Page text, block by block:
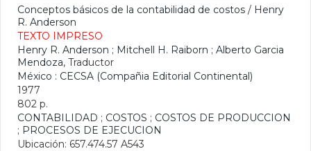
Conceptos básicos de la contabilidad de costos / Henry
R. Anderson
TEXTO IMPRESO
Henry R. Anderson ; Mitchell H. Raiborn ; Alberto Garcia
Mendoza, Traductor
México : CECSA (Compañia Editorial Continental)
1977
802 p.
CONTABILIDAD ; COSTOS ; COSTOS DE PRODUCCION
; PROCESOS DE EJECUCION
Ubicación: 657.474.57 A543